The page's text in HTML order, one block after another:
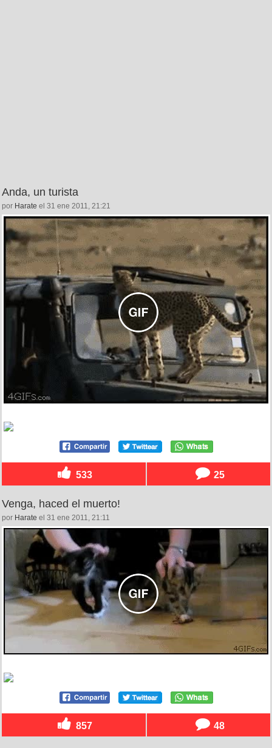
Anda, un turista
por Harate el 31 ene 2011, 21:21
533 25
Venga, haced el muerto!
por Harate el 31 ene 2011, 21:11
857 48